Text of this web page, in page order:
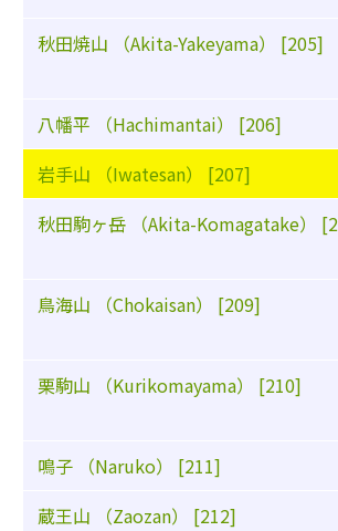
秋田焼山 （Akita-Yakeyama） [205]
八幡平 （Hachimantai） [206]
岩手山 （Iwatesan） [207]
秋田駒ヶ岳 （Akita-Komagatake）
鳥海山 （Chokaisan） [209]
栗駒山 （Kurikomayama） [210]
鳴子 （Naruko） [211]
蔵王山 （Zaozan） [212]